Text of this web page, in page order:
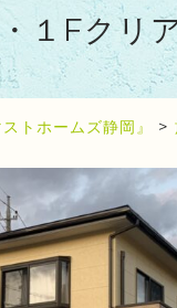
１Fクリ
トホームズ静岡』 >